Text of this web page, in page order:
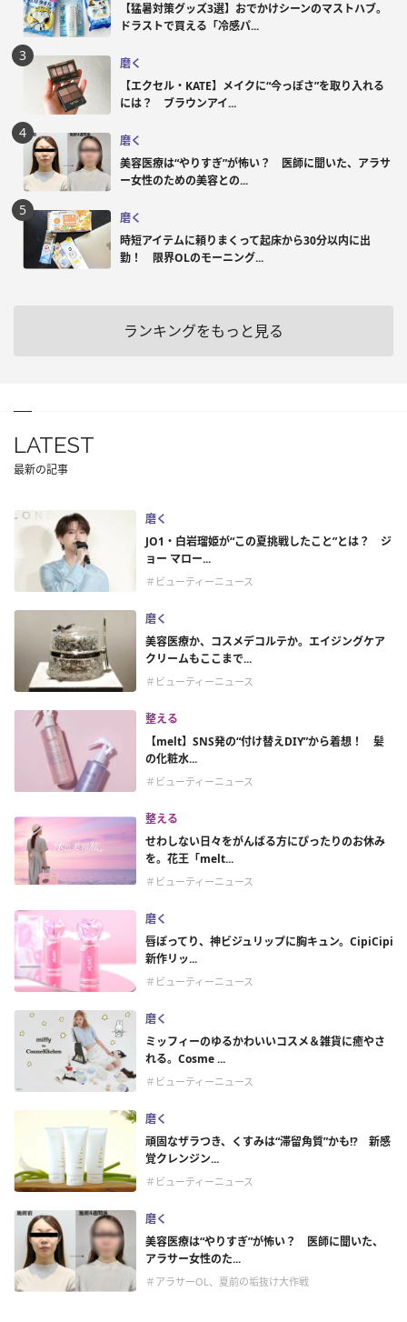
【猛暑対策グッズ3選】おでかけシーンのマストハブ。
ドラストで買える「冷感パ...
磨く
【エクセル・KATE】メイクに“今っぽさ”を取り入れる
には？ ブラウンアイ...
磨く
美容医療は“やりすぎ”が怖い？ 医師に聞いた、アラサ
ー女性のための美容との...
磨く
時短アイテムに頼りまくって起床から30分以内に出
勤！ 限界OLのモーニング...
ランキングをもっと見る
LATEST
最新の記事
磨く
JO1・白岩瑠姫が“この夏挑戦したこと”とは？ ジ
ョー マロー...
＃ビューティーニュース
磨く
美容医療か、コスメデコルテか。エイジングケア
クリームもここまで...
＃ビューティーニュース
整える
【melt】SNS発の“付け替えDIY”から着想！ 髪
の化粧水...
＃ビューティーニュース
整える
せわしない日々をがんばる方にぴったりのお休み
を。花王「melt...
＃ビューティーニュース
磨く
唇ぽってり、神ビジュリップに胸キュン。CipiCipi
新作リッ...
＃ビューティーニュース
磨く
ミッフィーのゆるかわいいコスメ＆雑貨に癒やさ
れる。Cosme ...
＃ビューティーニュース
磨く
頑固なザラつき、くすみは“滞留角質”かも!? 新感
覚クレンジン...
＃ビューティーニュース
磨く
美容医療は“やりすぎ”が怖い？ 医師に聞いた、
アラサー女性のた...
＃アラサーOL、夏前の垢抜け大作戦